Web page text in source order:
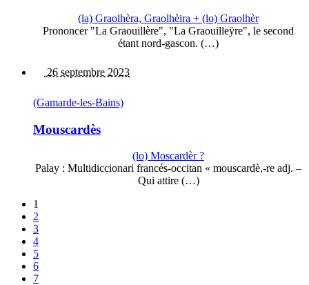
(la) Graolhèra, Graolhèira + (lo) Graolhèr
Prononcer "La Graouillère", "La Graouilleÿre", le second
étant nord-gascon. (…)
26 septembre 2023
(Gamarde-les-Bains)
Mouscardès
(lo) Moscardèr ?
Palay : Multidiccionari francés-occitan « mouscardè,-re adj. –
Qui attire (…)
1
2
3
4
5
6
7